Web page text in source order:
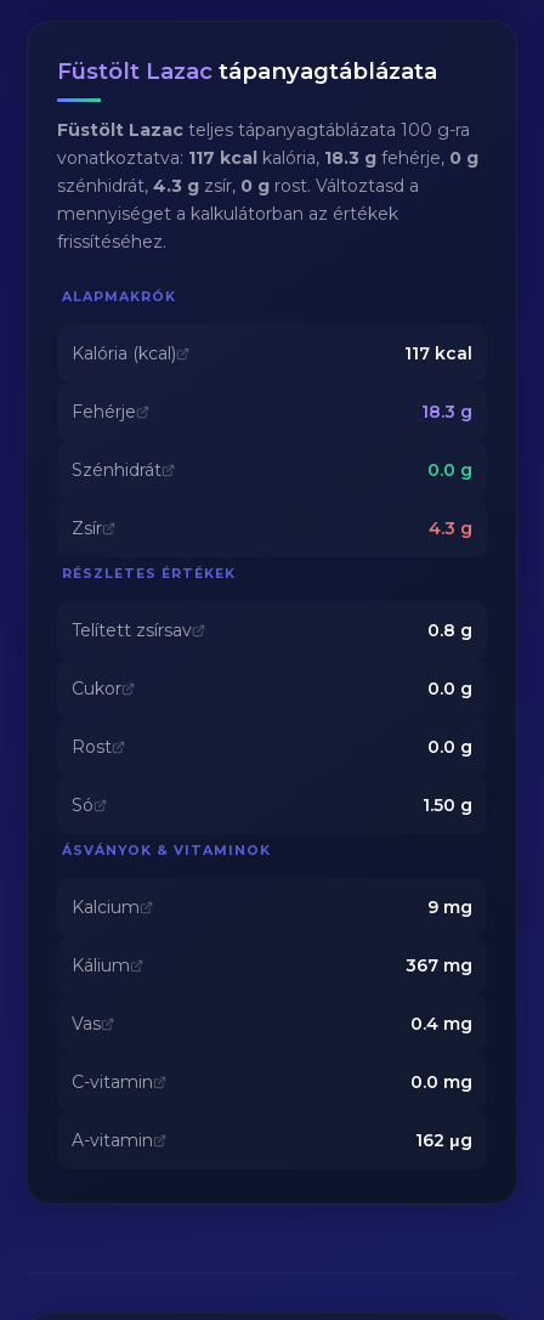
Füstölt Lazac tápanyagtáblázata
Füstölt Lazac teljes tápanyagtáblázata 100 g-ra
vonatkoztatva: 117 kcal kalória, 18.3 g fehérje, 0 g
szénhidrát,4.3 g zsír, 0 g rost. Változtasd a
mennyiséget a kalkulátorban az értékek
frissítéséhez.
ALAPMAKRÓK
Kalória (kcal) 117kcal
Fehérje 18.3 g
Szénhidrát 0.0 g
Zsír 4.3 g
RÉSZLETES ÉRTÉKEK
Telített zsírsav 0.8 g
Cukor 0.0 g
Rost 0.0 g
Só 1.50 g
ÁSVÁNYOK & VITAMINOK
Kalcium 9mg
Kálium 367mg
Vas 0.4mg
C-vitamin 0.0 mg
A-vitamin 162 μg